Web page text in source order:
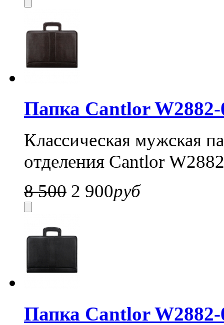
Папка Cantlor W2882-
Классическая мужская
отделения Cantlor
8 500 2 900руб
Папка Cantlor W2882-